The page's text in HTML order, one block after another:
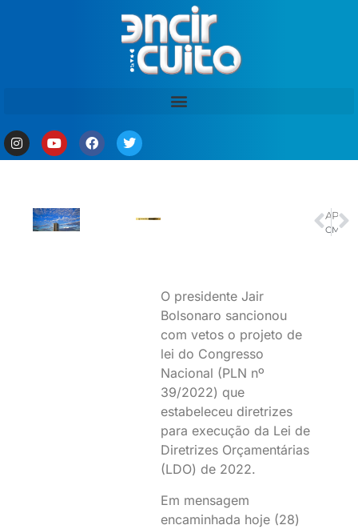
O presidente Jair
Bolsonaro sancionou
com vetos o projeto de
lei do Congresso
Nacional (PLN nº
39/2022) que
estabeleceu diretrizes
para execução da Lei de
Diretrizes Orçamentárias
(LDO) de 2022.
Em mensagem
encaminhada hoje (28)
ANTERIOR
Covid-19: Rio tem cenário favorável para réveillon
PRÓXIMO
Museu Afro Brasil homenageia artista plástico Emanoel Araujo